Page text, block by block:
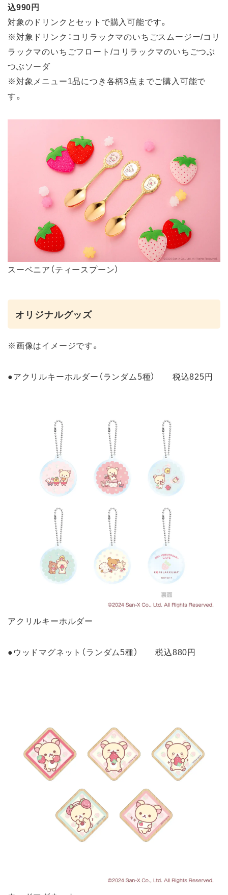
込990円
対象のドリンクとセットで購入可能です。
※対象ドリンク：コリラックマのいちごスムージー/コリ
ラックマのいちごフロート/コリラックマのいちごつぶ
つぶソーダ
※対象メニュー1品につき各柄3点までご購入可能で
す。
スーベニア（ティースプーン）
オリジナルグッズ
※画像はイメージです。
●アクリルキーホルダー（ランダム5種） 税込825円
アクリルキーホルダー
●ウッドマグネット（ランダム5種） 税込880円